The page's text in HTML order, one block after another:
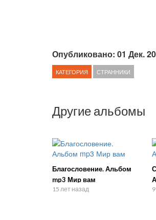
Опубликовано: 01 Дек.
КАТЕГОРИЯ СТРАННИКИ
Другие альбомы
Благословение. Альбом
mp3 Мир вам
15 лет назад